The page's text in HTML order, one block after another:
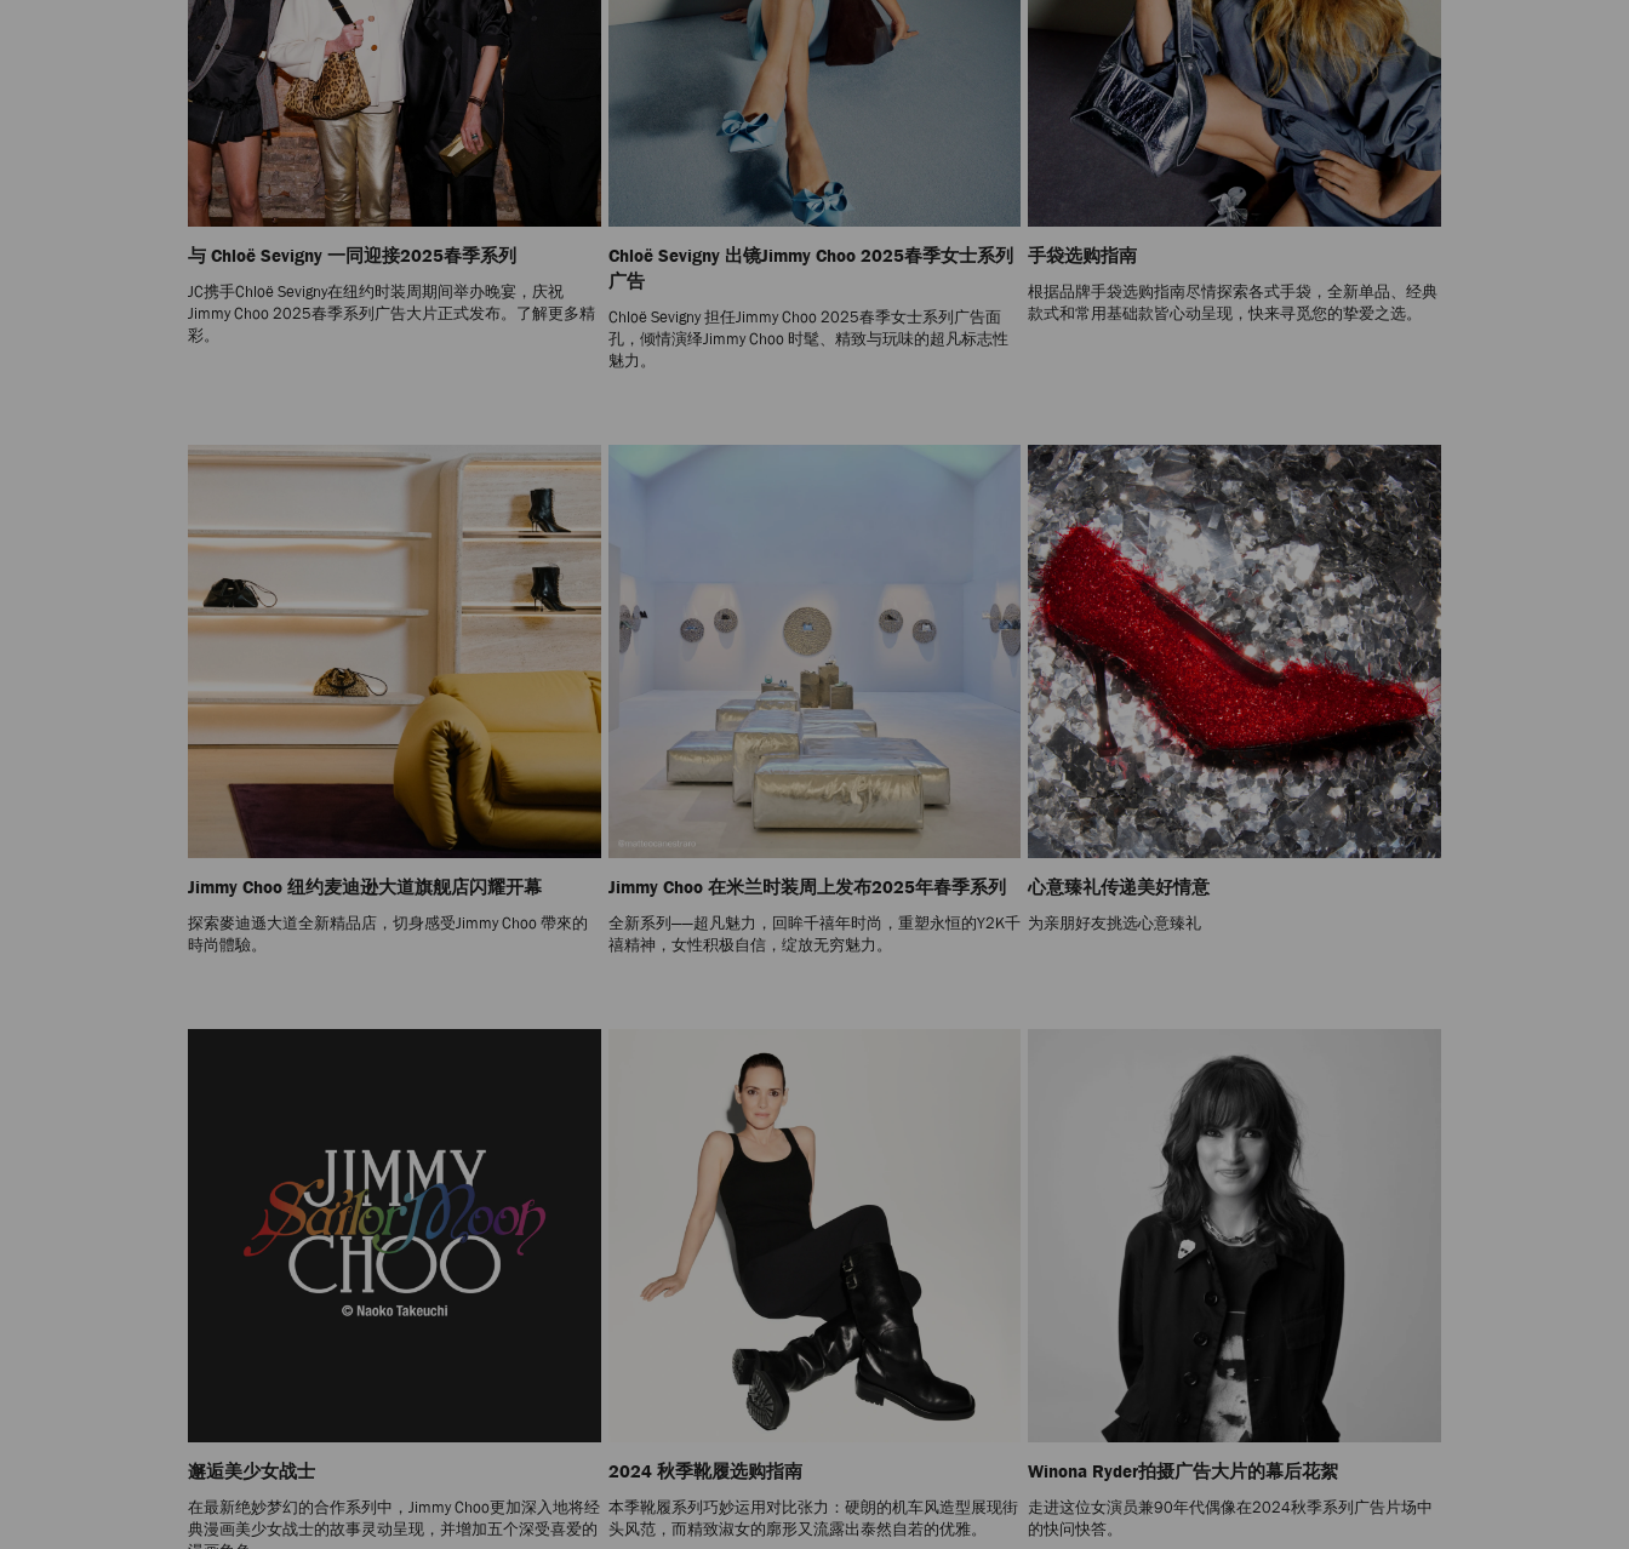
与 Chloë Sevigny 一同迎接2025春季系列
JC携手Chloë Sevigny在纽约时装周期间举办晚宴，庆祝
Jimmy Choo 2025春季系列广告大片正式发布。了解更多精
彩。
Chloë Sevigny 出镜Jimmy Choo 2025春季女士系列
广告
Chloë Sevigny 担任Jimmy Choo 2025春季女士系列广告面
孔，倾情演绎Jimmy Choo 时髦、精致与玩味的超凡标志性
魅力。
手袋选购指南
根据品牌手袋选购指南尽情探索各式手袋，全新单品、经典
款式和常用基础款皆心动呈现，快来寻觅您的挚爱之选。
Jimmy Choo 纽约麦迪逊大道旗舰店闪耀开幕
探索麥迪遜大道全新精品店，切身感受Jimmy Choo 帶來的
時尚體驗。
Jimmy Choo 在米兰时装周上发布2025年春季系列
全新系列——超凡魅力，回眸千禧年时尚，重塑永恒的Y2K千
禧精神，女性积极自信，绽放无穷魅力。
心意臻礼传递美好情意
为亲朋好友挑选心意臻礼
邂逅美少女战士
在最新绝妙梦幻的合作系列中，Jimmy Choo更加深入地将经
典漫画美少女战士的故事灵动呈现，并增加五个深受喜爱的
2024 秋季靴履选购指南
本季靴履系列巧妙运用对比张力：硬朗的机车风造型展现街
头风范，而精致淑女的廓形又流露出泰然自若的优雅。
Winona Ryder拍摄广告大片的幕后花絮
走进这位女演员兼90年代偶像在2024秋季系列广告片场中
的快问快答。